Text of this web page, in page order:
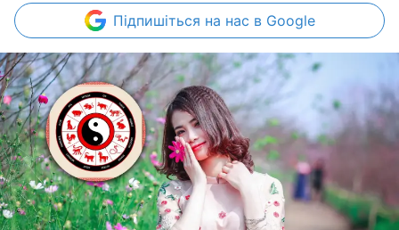
Підпишіться на нас в Google